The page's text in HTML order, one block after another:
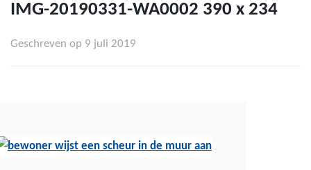
IMG-20190331-WA0002 390 x 234
Geschreven op 9 juli 2019